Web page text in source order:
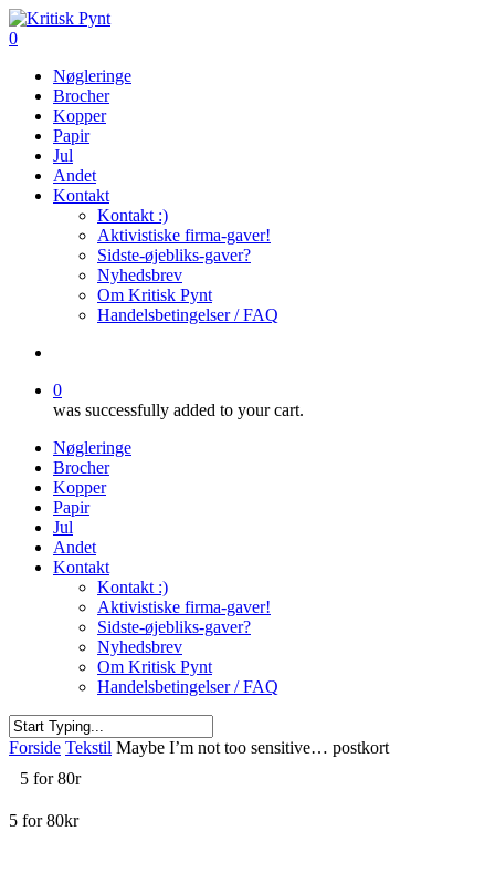
Skip
to
content
search
0
Nøgleringe
Brocher
Kopper
Papir
Jul
Andet
Kontakt
Kontakt :)
Aktivistiske firma-gaver!
Sidste-øjebliks-gaver?
Nyhedsbrev
Om Kritisk Pynt
Handelsbetingelser / FAQ
0
was successfully added to your cart.
Nøgleringe
Brocher
Kopper
Papir
Jul
Andet
Kontakt
Kontakt :)
Aktivistiske firma-gaver!
Sidste-øjebliks-gaver?
Nyhedsbrev
Om Kritisk Pynt
Handelsbetingelser / FAQ
Close
Forside Tekstil Maybe I’m not too sensitive… postkort
5 for 80r
5 for 80kr